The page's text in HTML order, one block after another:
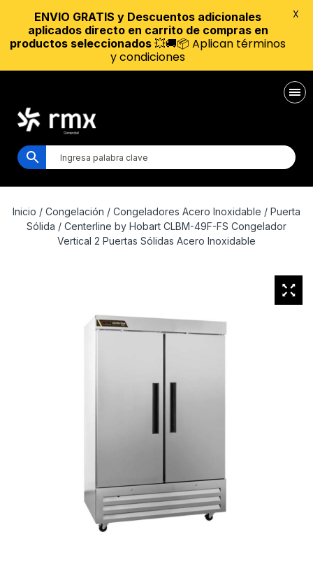
Inicio / Congelación / Congeladores Acero Inoxidable / Puerta
Sólida / Centerline by Hobart CLBM-49F-FS Congelador
Vertical 2 Puertas Sólidas Acero Inoxidable
ENVIO GRATIS y Descuentos adicionales
aplicados directo en carrito de compras en
productos seleccionados 💥🚚📦 Aplican términos
y condiciones
X